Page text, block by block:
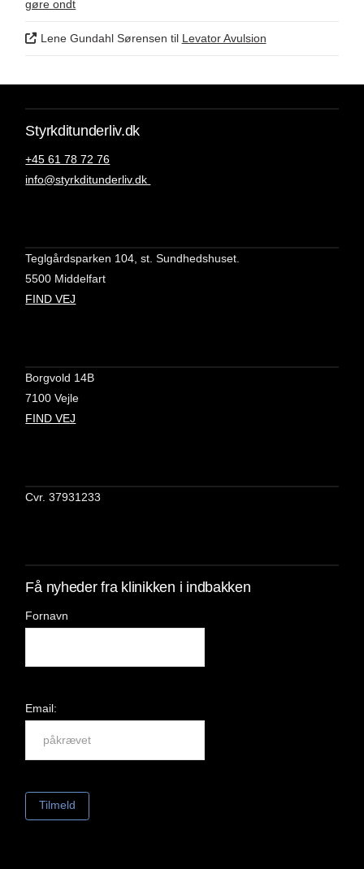
gøre ondt
Lene Gundahl Sørensen til Levator Avulsion
Styrkditunderliv.dk
+45 61 78 72 76
info@styrkditunderliv.dk
Teglgårdsparken 104, st. Sundhedshuset.
5500 Middelfart
FIND VEJ
Borgvold 14B
7100 Vejle
FIND VEJ
Cvr. 37931233
Få nyheder fra klinikken i indbakken
Fornavn
Email: